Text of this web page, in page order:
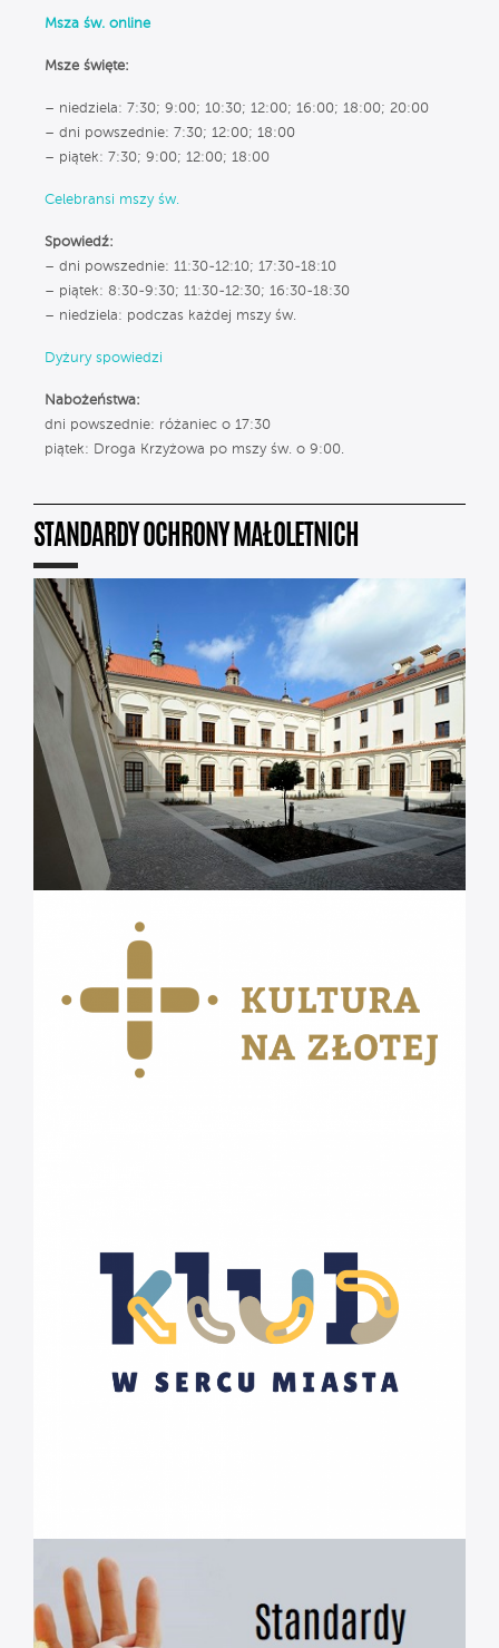
Msza św. online
Msze święte:
– niedziela: 7:30; 9:00; 10:30; 12:00; 16:00; 18:00; 20:00
– dni powszednie: 7:30; 12:00; 18:00
– piątek: 7:30; 9:00; 12:00; 18:00
Celebransi mszy św.
Spowiedź:
– dni powszednie: 11:30-12:10; 17:30-18:10
– piątek: 8:30-9:30; 11:30-12:30; 16:30-18:30
– niedziela: podczas każdej mszy św.
Dyżury spowiedzi
Nabożeństwa:
dni powszednie: różaniec o 17:30
piątek: Droga Krzyżowa po mszy św. o 9:00.
STANDARDY OCHRONY MAŁOLETNICH